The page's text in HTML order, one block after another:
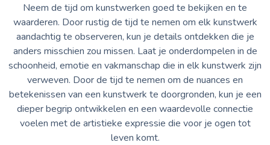
Neem de tijd om kunstwerken goed te bekijken en te
waarderen. Door rustig de tijd te nemen om elk kunstwerk
aandachtig te observeren, kun je details ontdekken die je
anders misschien zou missen. Laat je onderdompelen in de
schoonheid, emotie en vakmanschap die in elk kunstwerk zijn
verweven. Door de tijd te nemen om de nuances en
betekenissen van een kunstwerk te doorgronden, kun je een
dieper begrip ontwikkelen en een waardevolle connectie
voelen met de artistieke expressie die voor je ogen tot
leven komt.